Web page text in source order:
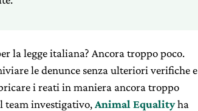
la legge italiana? Ancora troppo poco.
le denunce senza ulteriori verifiche e
i reati in maniera ancora troppo
team investigativo,Animal Equalityha